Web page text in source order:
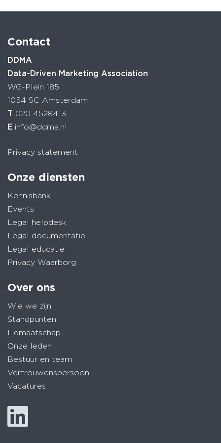
Contact
DDMA
Data-Driven Marketing Association
WG-Plein 185
1054 SC Amsterdam
T 020 4528413
E info@ddma.nl
Privacy statement
Onze diensten
Kennisbank
Events
Legal helpdesk
Legal documentatie
Legal educatie
Privacy Waarborg
Over ons
Wie we zijn
Standpunten
Lidmaatschap
Onze leden
Bestuur en team
Vertrouwenspersoon
Vacatures